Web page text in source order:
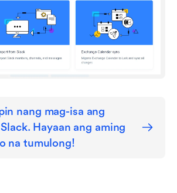
nang mag-isa ang
Hayaan ang aming
na tumulong!